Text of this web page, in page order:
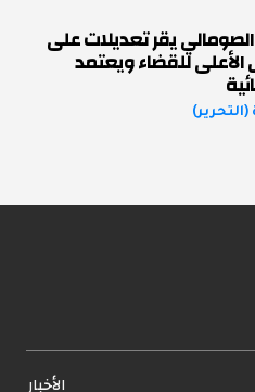
يقر تعديلات على
للقضاء ويعتمد
الأخبار